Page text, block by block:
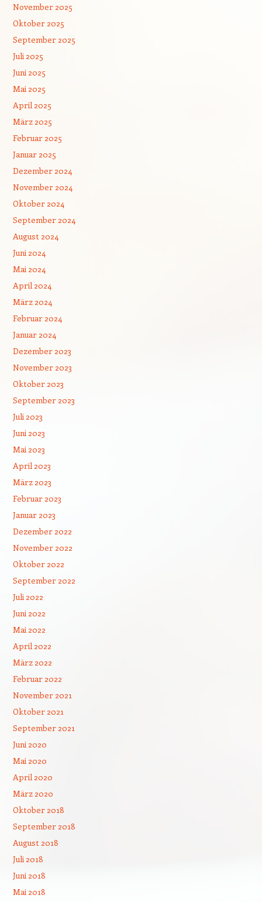
November 2025
Oktober 2025
September 2025
Juli 2025
Juni 2025
Mai 2025
April 2025
März 2025
Februar 2025
Januar 2025
Dezember 2024
November 2024
Oktober 2024
September 2024
August 2024
Juni 2024
Mai 2024
April 2024
März 2024
Februar 2024
Januar 2024
Dezember 2023
November 2023
Oktober 2023
September 2023
Juli 2023
Juni 2023
Mai 2023
April 2023
März 2023
Februar 2023
Januar 2023
Dezember 2022
November 2022
Oktober 2022
September 2022
Juli 2022
Juni 2022
Mai 2022
April 2022
März 2022
Februar 2022
November 2021
Oktober 2021
September 2021
Juni 2020
Mai 2020
April 2020
März 2020
Oktober 2018
September 2018
August 2018
Juli 2018
Juni 2018
Mai 2018